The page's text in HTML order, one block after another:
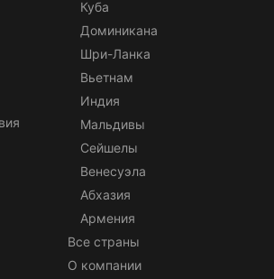
Куба
Доминикана
Шри-Ланка
Вьетнам
Индия
Мальдивы
Сейшелы
Венесуэла
Абхазия
Армения
Все страны
О компании